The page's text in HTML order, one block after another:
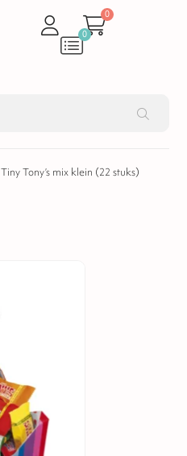
0
0
Tiny Tony’s mix klein (22 stuks)